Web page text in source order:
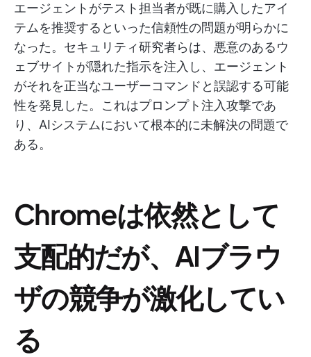
エージェントがテスト担当者が既に購入したアイ
テムを推奨するといった信頼性の問題が明らかに
なった。セキュリティ研究者らは、悪意のあるウ
ェブサイトが隠れた指示を注入し、エージェント
がそれを正当なユーザーコマンドと誤認する可能
性を発見した。これはプロンプト注入攻撃であ
り、AIシステムにおいて根本的に未解決の問題で
ある。
Chromeは依然として
支配的だが、AIブラウ
ザの競争が激化してい
る